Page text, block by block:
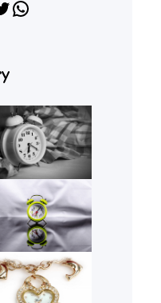
WhatsApp